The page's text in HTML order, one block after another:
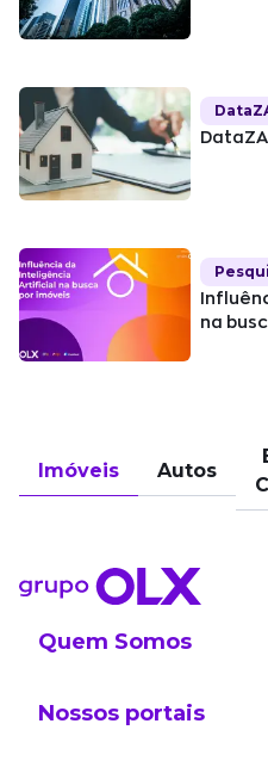
na
Imóveis Autos
Quem Somos
Nossos portais